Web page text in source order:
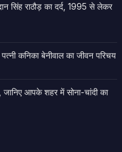
सिंह राठौड़ का दर्द, 1995 से लेकर
कनिका बेनीवाल का जीवन परिचय
जानिए आपके शहर में सोना-चांदी का